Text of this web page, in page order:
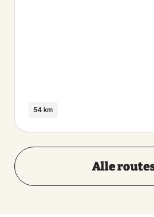
54 km
Alle